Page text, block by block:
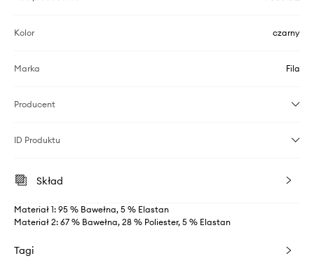
Kolor czarny
Marka Fila
Producent
ID Produktu
Skład
Materiał 1: 95 % Bawełna, 5 % Elastan
Materiał 2: 67 % Bawełna, 28 % Poliester, 5 % Elastan
Tagi